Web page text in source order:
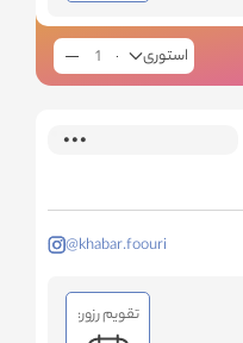
استوری
@khabar.foouri
تقویم رزور: